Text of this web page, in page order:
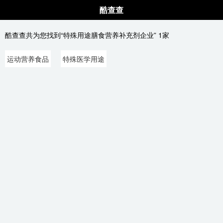
酷查查
酷查查共为您找到“特殊用途膳食营养补充剂企业” 1家
运动营养食品
特殊医学用途